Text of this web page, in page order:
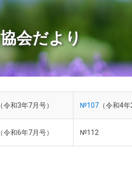
協会だより
（令和3年7月号） №107 （令和4年
（令和6年7月号） №112